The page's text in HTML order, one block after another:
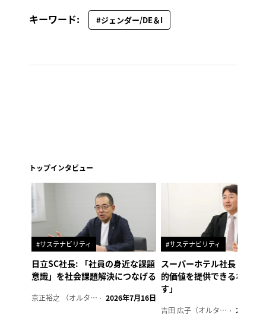
キーワード: #ジェンダー/DE＆I
トップインタビュー
#サステナビリティ
日立SC社長: 「社員の身近な課題
意識」を社会課題解決につなげる
京正裕之 （オルタナ副編集長） 2026年7月16日
#サステナビリティ
スーパーホテル社長「地域
的価値を提供できるホテル
す」
吉田 広子（オルタナ輪番編集長） 2026年6